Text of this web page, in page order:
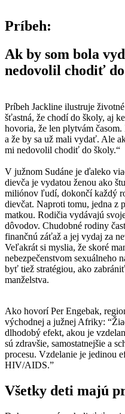
Príbeh:
Ak by som bola
nedovolil chodiť
Príbeh Jackline ilustruje
šťastná, že chodí do školy, aj
hovoria, že len plytvám
a že by sa už mali vydať. Ale
mi nedovolil chodiť do školy.“
V južnom Sudáne je ďaleko
dievča je vydatou ženou ako
miliónov ľudí, dokončí každý
dievčat. Naproti tomu, jedna z
matkou. Rodičia vydávajú
dôvodov. Chudobné rodiny
finančnú záťaž a jej vydaj za
Veľakrát si myslia, že skoré
nebezpečenstvom sexuálneho
byť tiež stratégiou, ako
manželstva.
Ako hovorí Per Engebak,
východnej a južnej Afriky:
dlhodobý efekt, akou je
sú zdravšie, samostatnejšie a
procesu. Vzdelanie je jedinou
HIV/AIDS.”
Všetky deti majú